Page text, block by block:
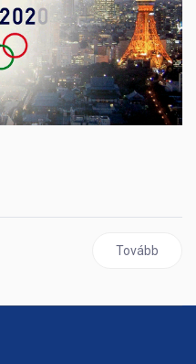
Következő
Tovább